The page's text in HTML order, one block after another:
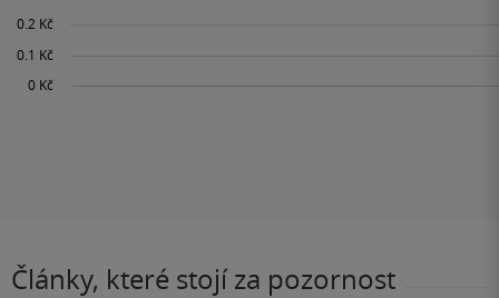
Články, které stojí za pozornost